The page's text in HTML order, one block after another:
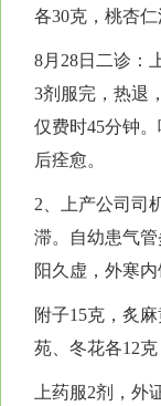
各30克，桃杏仁
8月28日二诊：
3剂服完，热退
仅费时45分钟
后痊愈。
2、上产公司司
滞。自幼患气
阳久虚，外寒
附子15克，炙
苑、冬花各12
上药服2剂，外